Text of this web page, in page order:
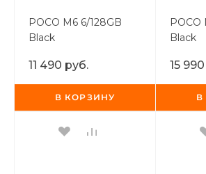
POCO M6 6/128GB
Black
11 490 руб.
В КОРЗИНУ
POCO
Black
15
В